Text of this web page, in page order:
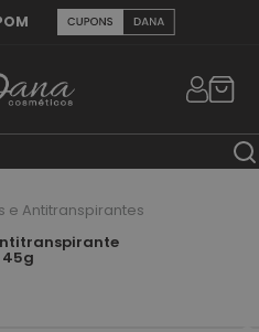
e Antitranspirantes
45g